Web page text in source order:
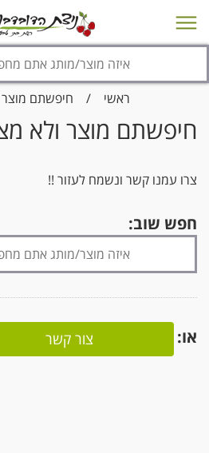
מבצעים סניפים צור קשר/
ראשי / חיפשתם
חיפשתם מוצר ולא
צרו עמנו קשר ונשמח לעזור !!
חפש שוב:
או: צור קשר